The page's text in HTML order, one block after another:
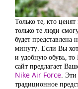
Только те, кто
только те люди
будет
минуту. Если Вы
и удобную обувь,
сайт предлагает
Nike Air Force. Эти
традиционное